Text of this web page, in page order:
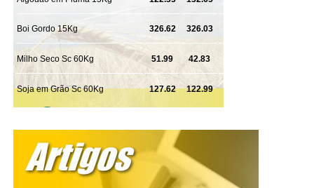
WhatsApp
Facebook
TwitterMessenger
LinkedIn
Share